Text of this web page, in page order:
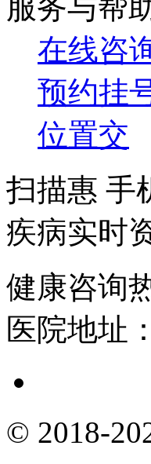
服务与帮
在线咨
预约挂
位置交
扫描惠 手
疾病实时
健康咨询
医院地址：
© 2018-